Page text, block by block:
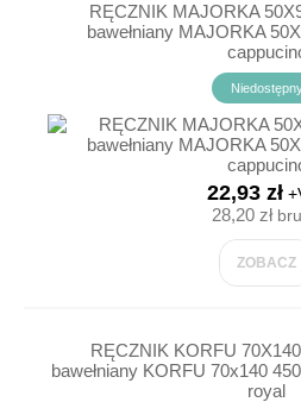
RĘCZNIK MAJORKA
bawełniany MAJORKA
22,93 zł
28,20 zł
ZOBACZ
RĘCZNIK KORFU
bawełniany KORFU 70x140
royal